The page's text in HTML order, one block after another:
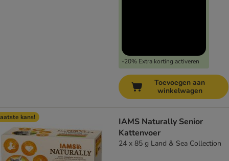
-20% Extra korting activeren
Toevoegen aan
winkelwagen
kans!
IAMS Naturally Senior
Kattenvoer
24 x 85 g Land & Sea Collection